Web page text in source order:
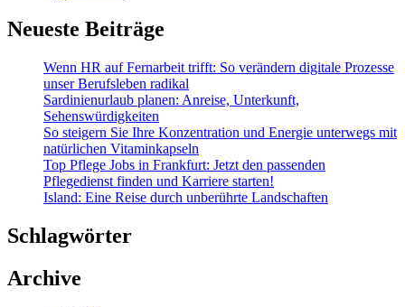
Neueste Beiträge
Wenn HR auf Fernarbeit trifft: So verändern digitale Prozesse
unser Berufsleben radikal
Sardinienurlaub planen: Anreise, Unterkunft,
Sehenswürdigkeiten
So steigern Sie Ihre Konzentration und Energie unterwegs mit
natürlichen Vitaminkapseln
Top Pflege Jobs in Frankfurt: Jetzt den passenden
Pflegedienst finden und Karriere starten!
Island: Eine Reise durch unberührte Landschaften
Schlagwörter
Archive